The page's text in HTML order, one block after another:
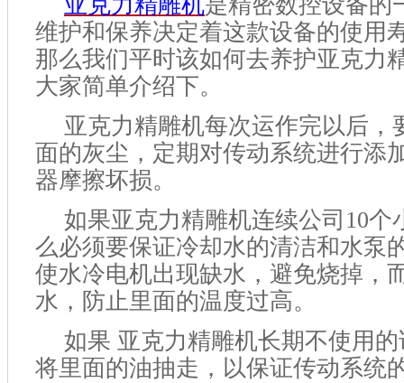
亚克力精雕机是精密数控设备的
维护和保养决定着这款设备的使用
那么我们平时该如何去养护亚克力
大家简单介绍下。
亚克力精雕机每次运作完以后，
面的灰尘，定期对传动系统进行添
器摩擦坏损。
如果亚克力精雕机连续公司 10个
么必须要保证冷却水的清洁和水泵
使水冷电机出现缺水，避免烧掉，
水，防止里面的温度过高。
如果 亚克力精雕机长期不使用
将里面的油抽走，以保证传动系统